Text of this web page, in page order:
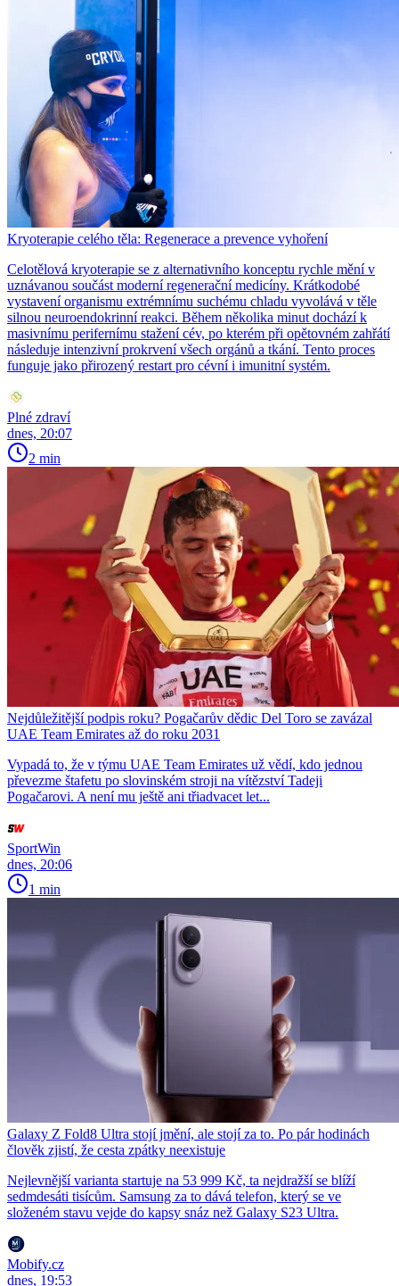
Kryoterapie celého těla: Regenerace a prevence vyhoření
Celotělová kryoterapie se z alternativního konceptu rychle mění v
uznávanou součást moderní regenerační medicíny. Krátkodobé
vystavení organismu extrémnímu suchému chladu vyvolává v těle
silnou neuroendokrinní reakci. Během několika minut dochází k
masivnímu perifernímu stažení cév, po kterém při opětovném zahřátí
následuje intenzivní prokrvení všech orgánů a tkání. Tento proces
funguje jako přirozený restart pro cévní i imunitní systém.
Plné zdraví
dnes, 20:07
2 min
Nejdůležitější podpis roku? Pogačarův dědic Del Toro se zavázal
UAE Team Emirates až do roku 2031
Vypadá to, že v týmu UAE Team Emirates už vědí, kdo jednou
převezme štafetu po slovinském stroji na vítězství Tadeji
Pogačarovi. A není mu ještě ani třiadvacet let...
SportWin
dnes, 20:06
1 min
Galaxy Z Fold8 Ultra stojí jmění, ale stojí za to. Po pár hodinách
člověk zjistí, že cesta zpátky neexistuje
Nejlevnější varianta startuje na 53 999 Kč, ta nejdražší se blíží
sedmdesáti tisícům. Samsung za to dává telefon, který se ve
složeném stavu vejde do kapsy snáz než Galaxy S23 Ultra.
Mobify.cz
dnes, 19:53